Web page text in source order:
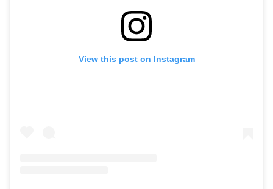
View this post on Instagram